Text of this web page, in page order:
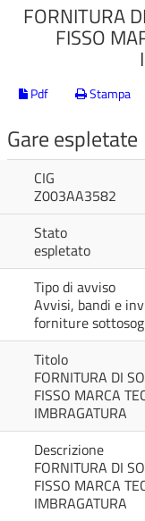
FORNITURA
FISSO
Pdf Stampa
Gare espletate
CIG
Z003AA3582
Stato
espletato
Tipo di avviso
Avvisi, bandi e
forniture
Titolo
FORNITURA DI
FISSO MARCA
IMBRAGATURA
Descrizione
FORNITURA DI
FISSO MARCA
IMBRAGATURA